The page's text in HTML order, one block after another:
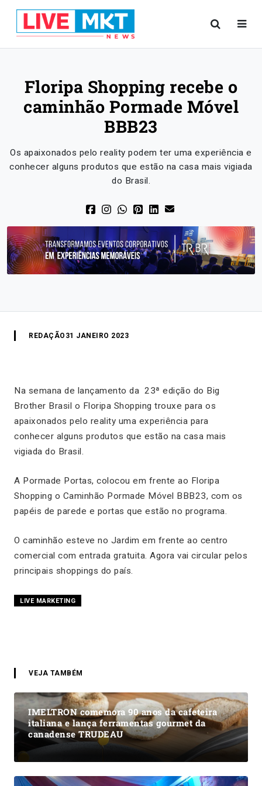
Floripa Shopping recebe o
caminhão Pormade Móvel
BBB23
Os apaixonados pelo reality podem ter uma experiência e
conhecer alguns produtos que estão na casa mais vigiada
do Brasil.
REDAÇÃO 31 JANEIRO 2023
Na semana de lançamento da 23ª edição do Big
Brother Brasil o Floripa Shopping trouxe para os
apaixonados pelo reality uma experiência para
conhecer alguns produtos que estão na casa mais
vigiada do Brasil.
A Pormade Portas, colocou em frente ao Floripa
Shopping o Caminhão Pormade Móvel BBB23, com os
papéis de parede e portas que estão no programa.
O caminhão esteve no Jardim em frente ao centro
comercial com entrada gratuita. Agora vai circular pelos
principais shoppings do país.
LIVE MARKETING
VEJA TAMBÉM
IMELTRON comemora 90 anos da cafeteira
italiana e lança ferramentas gourmet da
canadense TRUDEAU